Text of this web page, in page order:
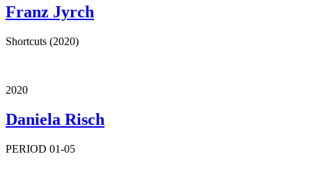
Franz Jyrch
Shortcuts (2020)
2020
Daniela Risch
PERIOD 01-05